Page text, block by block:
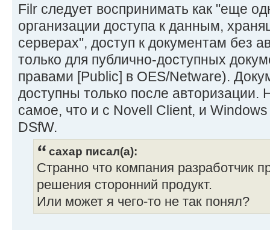
Filr следует воспринимать как "еще
организации доступа к данным,
серверах", доступ к документам без
только для публично-доступных
правами [Public] в OES/Netware).
доступны только после авторизации.
самое, что и с Novell Client, и
DSfW.
caxap писал(а):
Странно что компания разработчик
решения сторонний продукт.
Или может я чего-то не так понял?